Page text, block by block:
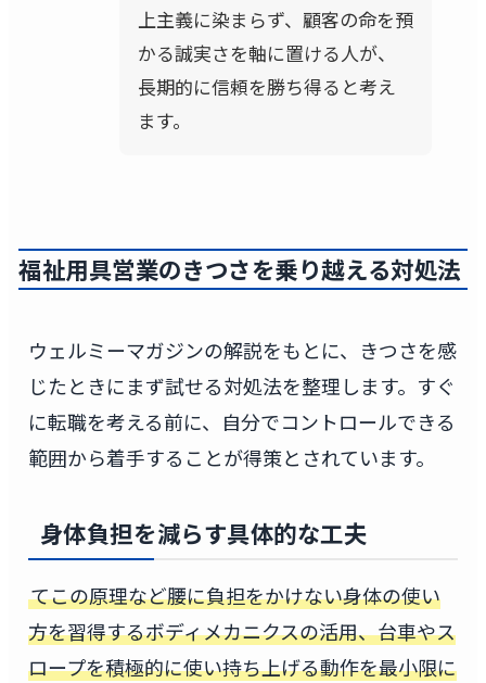
上主義に染まらず、顧客の命を預
かる誠実さを軸に置ける人が、
長期的に信頼を勝ち得ると考え
ます。
福祉用具営業のきつさを乗り越える対処法
ウェルミーマガジンの解説をもとに、きつさを感
じたときにまず試せる対処法を整理します。すぐ
に転職を考える前に、自分でコントロールできる
範囲から着手することが得策とされています。
身体負担を減らす具体的な工夫
てこの原理など腰に負担をかけない身体の使い
方を習得するボディメカニクスの活用、台車やス
ロープを積極的に使い持ち上げる動作を最小限に